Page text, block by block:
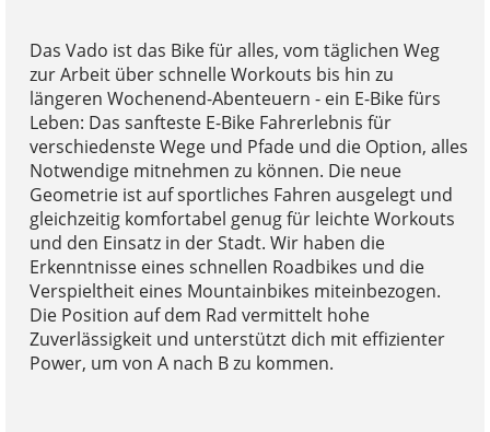
Das Vado ist das Bike für alles, vom täglichen Weg
zur Arbeit über schnelle Workouts bis hin zu
längeren Wochenend-Abenteuern - ein E-Bike fürs
Leben: Das sanfteste E-Bike Fahrerlebnis für
verschiedenste Wege und Pfade und die Option, alles
Notwendige mitnehmen zu können. Die neue
Geometrie ist auf sportliches Fahren ausgelegt und
gleichzeitig komfortabel genug für leichte Workouts
und den Einsatz in der Stadt. Wir haben die
Erkenntnisse eines schnellen Roadbikes und die
Verspieltheit eines Mountainbikes miteinbezogen.
Die Position auf dem Rad vermittelt hohe
Zuverlässigkeit und unterstützt dich mit effizienter
Power, um von A nach B zu kommen.